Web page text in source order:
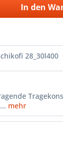
In den
28_30l400
mehr